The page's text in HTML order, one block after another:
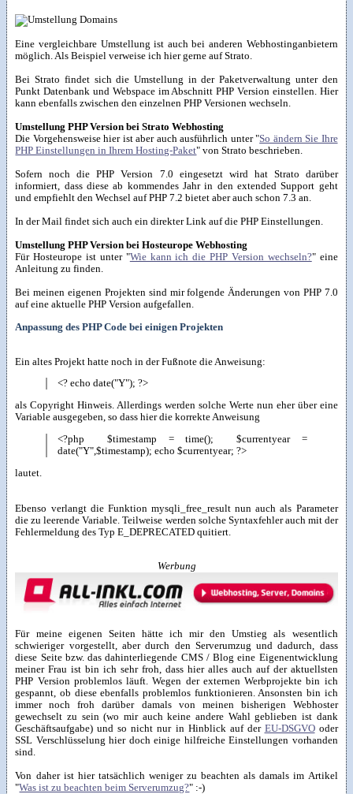
Eine vergleichbare Umstellung ist auch bei anderen Webhostinganbietern
möglich. Als Beispiel verweise ich hier gerne auf Strato.
Bei Strato findet sich die Umstellung in der Paketverwaltung unter den
Punkt Datenbank und Webspace im Abschnitt PHP Version einstellen. Hier
kann ebenfalls zwischen den einzelnen PHP Versionen wechseln.
Umstellung PHP Version bei Strato Webhosting
Die Vorgehensweise hier ist aber auch ausführlich unter "So ändern Sie Ihre
PHP Einstellungen in Ihrem Hosting-Paket" von Strato beschrieben.
Sofern noch die PHP Version 7.0 eingesetzt wird hat Strato darüber
informiert, dass diese ab kommendes Jahr in den extended Support geht
und empfiehlt den Wechsel auf PHP 7.2 bietet aber auch schon 7.3 an.
In der Mail findet sich auch ein direkter Link auf die PHP Einstellungen.
Umstellung PHP Version bei Hosteurope Webhosting
Für Hosteurope ist unter "Wie kann ich die PHP Version wechseln?" eine
Anleitung zu finden.
Bei meinen eigenen Projekten sind mir folgende Änderungen von PHP 7.0
auf eine aktuelle PHP Version aufgefallen.
Anpassung des PHP Code bei einigen Projekten
Ein altes Projekt hatte noch in der Fußnote die Anweisung:
<? echo date("Y"); ?>
als Copyright Hinweis. Allerdings werden solche Werte nun eher über eine
Variable ausgegeben, so dass hier die korrekte Anweisung
<?php $timestamp = time(); $currentyear =
date("Y",$timestamp); echo $currentyear; ?>
lautet.
Ebenso verlangt die Funktion mysqli_free_result nun auch als Parameter
die zu leerende Variable. Teilweise werden solche Syntaxfehler auch mit der
Fehlermeldung des Typ E_DEPRECATED quitiert.
Werbung
Für meine eigenen Seiten hätte ich mir den Umstieg als wesentlich
schwieriger vorgestellt, aber durch den Serverumzug und dadurch, dass
diese Seite bzw. das dahinterliegende CMS / Blog eine Eigenentwicklung
meiner Frau ist bin ich sehr froh, dass hier alles auch auf der aktuellsten
PHP Version problemlos läuft. Wegen der externen Werbprojekte bin ich
gespannt, ob diese ebenfalls problemlos funktionieren. Ansonsten bin ich
immer noch froh darüber damals von meinen bisherigen Webhoster
gewechselt zu sein (wo mir auch keine andere Wahl geblieben ist dank
Geschäftsaufgabe) und so nicht nur in Hinblick auf der EU-DSGVOoder
SSL Verschlüsselung hier doch einige hilfreiche Einstellungen vorhanden
sind.
Von daher ist hier tatsächlich weniger zu beachten als damals im Artikel
"Was ist zu beachten beim Serverumzug?" :-)